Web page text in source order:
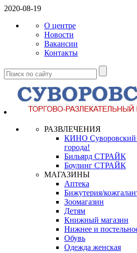
2020-08-19
О центре
Новости
Вакансии
Контакты
РАЗВЛЕЧЕНИЯ
КИНО Суворовский
города!
Бильярд СТРАЙК
Боулинг СТРАЙК
МАГАЗИНЫ
Аптека
Бижутерия/
Зоомагазин
Детям
Книжный магазин
Нижнее и
Обувь
Одежда женская